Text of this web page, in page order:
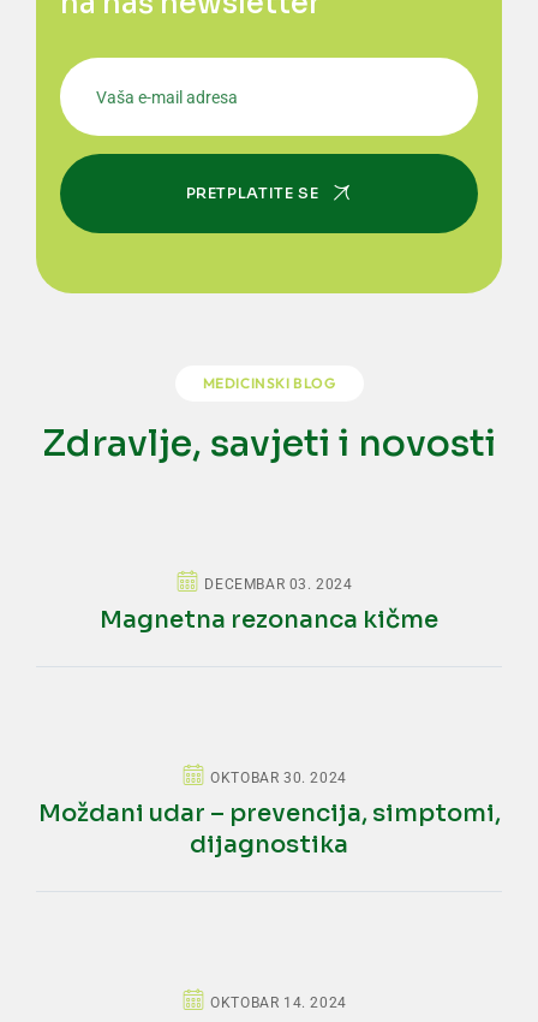
PRETPLATITE SE
MEDICINSKI BLOG
Zdravlje, savjeti i novosti
DECEMBAR 03. 2024
Magnetna rezonanca kičme
OKTOBAR 30. 2024
Moždani udar – prevencija, simptomi,
dijagnostika
OKTOBAR 14. 2024